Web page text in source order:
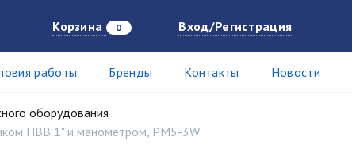
Корзина 0 Вход/Регистрация
работы Бренды Контакты Новости
оборудования
НВВ 1" и манометром, РМ5-3W